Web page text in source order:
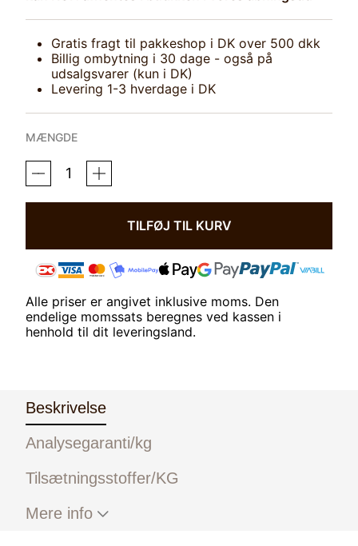
Gratis fragt til pakkeshop i DK over 500 dkk
Billig ombytning i 30 dage - også på
udsalgsvarer (kun i DK)
Levering 1-3 hverdage i DK
MÆNGDE
KRAFFT
MINER
20
TILFØJ TIL KURV
Alle priser er angivet inklusive moms. Den
endelige momssats beregnes ved kassen i
henhold til dit leveringsland.
Beskrivelse
Analysegaranti/kg
Tilsætningsstoffer/KG
Mere info